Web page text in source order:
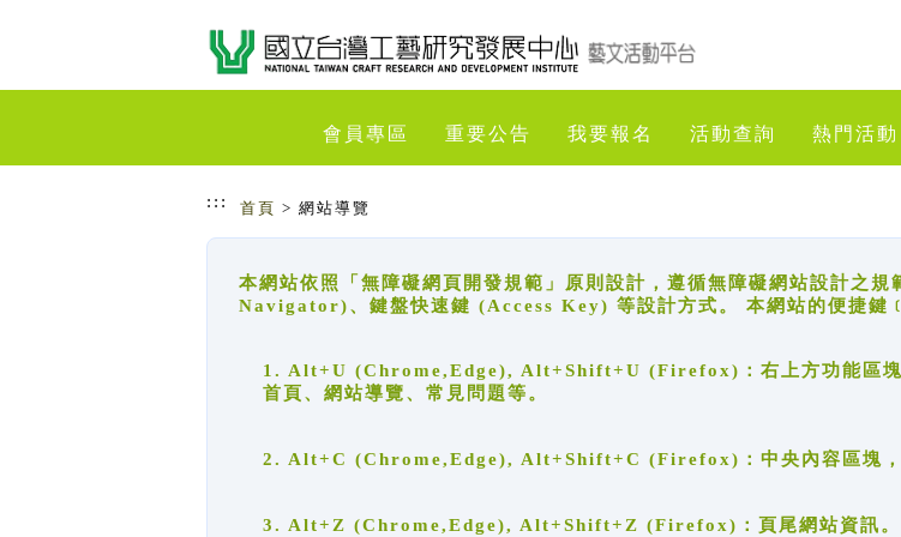
會員專區 重要公告 我要報名 活動查詢 熱門活動
::: 首頁 > 網站導覽
本網站依照「無障礙網頁開發規範」原則設計，遵循無障礙網站設計之
Navigator)、鍵盤快速鍵 (Access Key) 等設計方式。 本網站的便捷鍵
1. Alt+U (Chrome,Edge), Alt+Shift+U (Firefox)：右上方功能區塊
首頁、網站導覽、常見問題等。
2. Alt+C (Chrome,Edge), Alt+Shift+C (Firefox)：中央內容區塊，
3. Alt+Z (Chrome,Edge), Alt+Shift+Z (Firefox)：頁尾網站資訊。